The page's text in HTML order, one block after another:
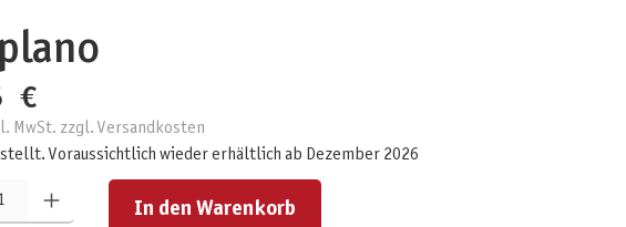
€
MwSt. zzgl. Versandkosten
Voraussichtlich wieder erhältlich ab Dezember 2026
In den Warenkorb